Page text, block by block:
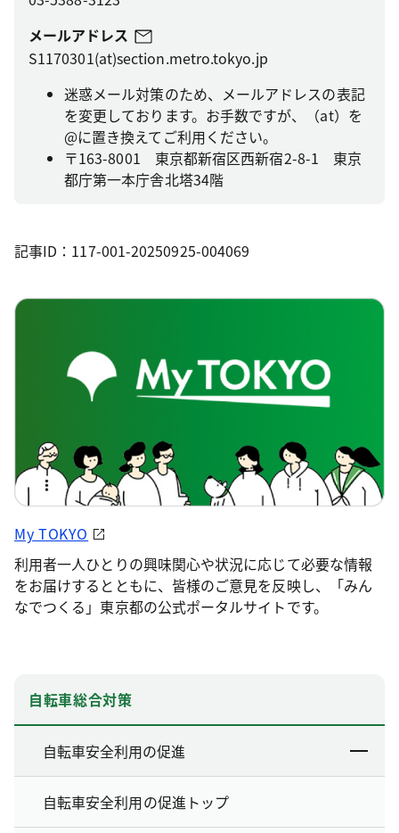
メールアドレス
S1170301(at)section.metro.tokyo.jp
迷惑メール対策のため、メールアドレスの表記
を変更しております。お手数ですが、（at）を
@に置き換えてご利用ください。
〒163-8001 東京都新宿区西新宿2-8-1 東京
都庁第一本庁舎北塔34階
記事ID：117-001-20250925-004069
My TOKYO
利用者一人ひとりの興味関心や状況に応じて必要な情報
をお届けするとともに、皆様のご意見を反映し、「みん
なでつくる」東京都の公式ポータルサイトです。
自転車総合対策
自転車安全利用の促進
自転車安全利用の促進トップ